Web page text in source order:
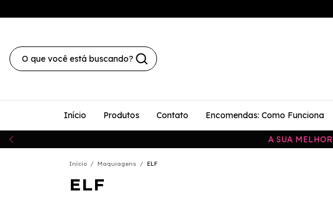
A SUA
Início Produtos Contato Encomendas: Como Funciona
Início / Maquiagens / ELF
ELF